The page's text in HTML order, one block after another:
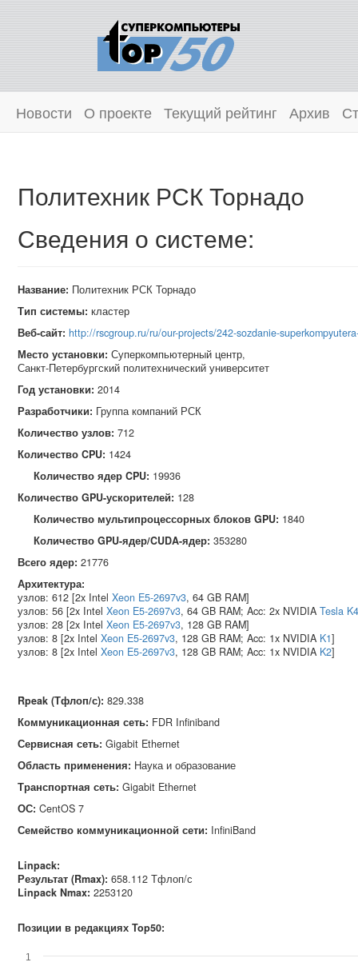
Новости О проекте Текущий рейтинг Архив
Политехник РСК Торнадо
Сведения о системе:
Название: Политехник РСК Торнадо
Тип системы: кластер
Веб-сайт: http://rscgroup.ru/ru/our-projects/242-sozdanie-
Место установки: Суперкомпьютерный центр,
Санкт‑Петербургский политехнический университет
Год установки: 2014
Разработчики: Группа компаний РСК
Количество узлов: 712
Количество CPU: 1424
Количество ядер CPU: 19936
Количество GPU-ускорителей: 128
Количество мультипроцессорных блоков GPU: 1840
Количество GPU-ядер/CUDA-ядер: 353280
Всего ядер: 21776
Архитектура:
узлов: 612 [2x Intel Xeon E5-2697v3, 64 GB RAM]
узлов: 56 [2x Intel Xeon E5-2697v3, 64 GB RAM; Acc: 2x NVIDIA Tesla
узлов: 28 [2x Intel Xeon E5-2697v3, 128 GB RAM]
узлов: 8 [2x Intel Xeon E5-2697v3, 128 GB RAM; Acc: 1x NVIDIA K1]
узлов: 8 [2x Intel Xeon E5-2697v3, 128 GB RAM; Acc: 1x NVIDIA K2]
Rpeak (Тфлоп/с): 829.338
Коммуникационная сеть: FDR Infiniband
Сервисная сеть: Gigabit Ethernet
Область применения: Наука и образование
Транспортная сеть: Gigabit Ethernet
ОС: CentOS 7
Семейство коммуникационной сети: InfiniBand
Linpack:
Результат (Rmax): 658.112 Тфлоп/с
Linpack Nmax: 2253120
Позиции в редакциях Top50:
1